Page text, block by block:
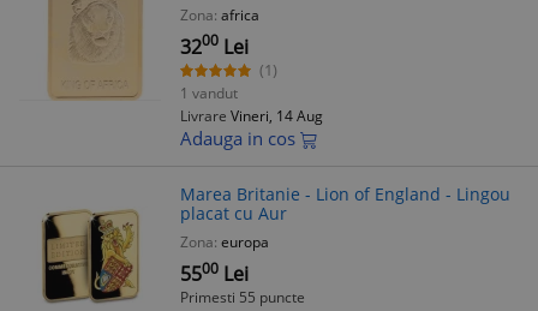
Zona: africa
3200 Lei
(1)
1 vandut
Livrare Vineri, 14 Aug
Adauga in cos
Marea Britanie - Lion of England - Lingou
placat cu Aur
Zona: europa
5500 Lei
Primesti 55 puncte